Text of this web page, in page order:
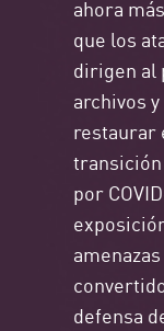
ahora
que los
dirigen al
archivos
restaurar
por
defensa